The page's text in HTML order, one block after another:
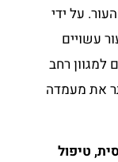
על ידי
עשויים
למגוון רחב
את מעמדה
טיפול